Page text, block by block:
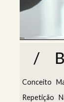
Conceito
Repetição